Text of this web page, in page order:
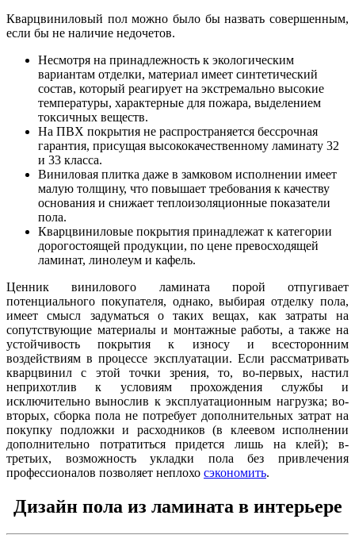
Кварцвиниловый пол можно было бы назвать совершенным,
если бы не наличие недочетов.
Несмотря на принадлежность к экологическим
вариантам отделки, материал имеет синтетический
состав, который реагирует на экстремально высокие
температуры, характерные для пожара, выделением
токсичных веществ.
На ПВХ покрытия не распространяется бессрочная
гарантия, присущая высококачественному ламинату 32
и 33 класса.
Виниловая плитка даже в замковом исполнении имеет
малую толщину, что повышает требования к качеству
основания и снижает теплоизоляционные показатели
пола.
Кварцвиниловые покрытия принадлежат к категории
дорогостоящей продукции, по цене превосходящей
ламинат, линолеум и кафель.
Ценник винилового ламината порой отпугивает
потенциального покупателя, однако, выбирая отделку пола,
имеет смысл задуматься о таких вещах, как затраты на
сопутствующие материалы и монтажные работы, а также на
устойчивость покрытия к износу и всесторонним
воздействиям в процессе эксплуатации. Если рассматривать
кварцвинил с этой точки зрения, то, во-первых, настил
неприхотлив к условиям прохождения службы и
исключительно вынослив к эксплуатационным нагрузка; во-
вторых, сборка пола не потребует дополнительных затрат на
покупку подложки и расходников (в клеевом исполнении
дополнительно потратиться придется лишь на клей); в-
третьих, возможность укладки пола без привлечения
профессионалов позволяет неплохо сэкономить.
Дизайн пола из ламината в интерьере